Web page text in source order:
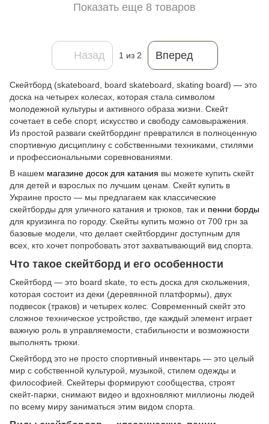
Скейтборд (skateboard, board skateboard, skating board) — это
доска на четырех колесах, которая стала символом
молодежной культуры и активного образа жизни. Скейт
сочетает в себе спорт, искусство и свободу самовыражения.
Из простой разваги скейтбординг превратился в полноценную
спортивную дисциплину с собственными техниками, стилями
и профессиональными соревнованиями.
В нашем магазине досок для катания вы можете купить скейт
для детей и взрослых по лучшим ценам. Скейт купить в
Украине просто — мы предлагаем как классические
скейтборды для уличного катания и трюков, так и пенни борды
для круизинга по городу. Скейты купить можно от 700 грн за
базовые модели, что делает скейтбординг доступным для
всех, кто хочет попробовать этот захватывающий вид спорта.
Что такое скейтборд и его особенности
Скейтборд — это board skate, то есть доска для скольжения,
которая состоит из деки (деревянной платформы), двух
подвесок (траков) и четырех колес. Современный скейт это
сложное техническое устройство, где каждый элемент играет
важную роль в управляемости, стабильности и возможности
выполнять трюки.
Скейтборд это не просто спортивный инвентарь — это целый
мир с собственной культурой, музыкой, стилем одежды и
философией. Скейтеры формируют сообщества, строят
скейт-парки, снимают видео и вдохновляют миллионы людей
по всему миру заниматься этим видом спорта.
Показать еще 8 товаров
Назад 1 из 2 Вперед